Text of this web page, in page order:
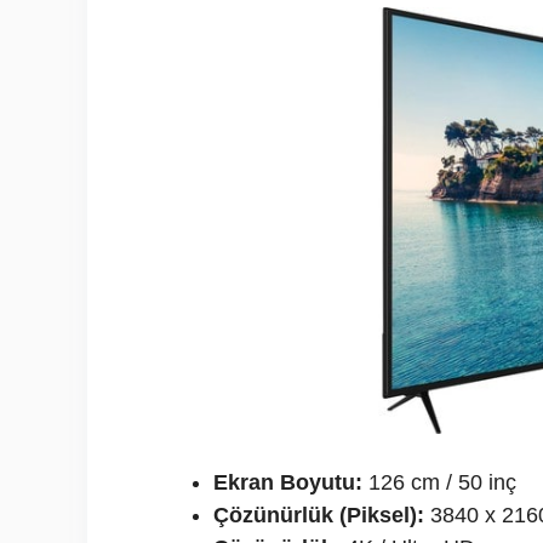
Ekran Boyutu: 126 cm / 50 inç
Çözünürlük (Piksel): 3840 x